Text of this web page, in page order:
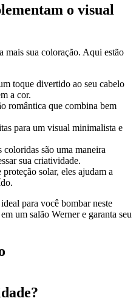
o visual
mais sua coloração. Aqui estão
toque divertido ao seu cabelo
a cor.
romântica que combina bem
para um visual minimalista e
coloridas são uma maneira
sua criatividade.
solar, eles ajudam a
para você bombar neste
um salão Werner e garanta seu